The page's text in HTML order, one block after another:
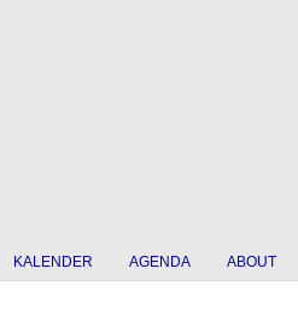
KALENDER AGENDA ABOUT